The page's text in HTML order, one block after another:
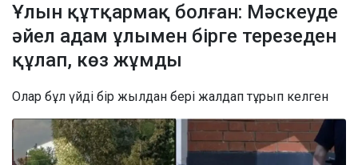
Ұлын құтқармақ болған: Мәскеуде
әйел адам ұлымен бірге терезеден
құлап, көз жұмды
Олар бұл үйді бір жылдан бері жалдап тұрып келген